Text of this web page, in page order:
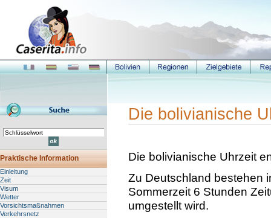
Praktische Information
Einleitung
Zeit
Visum
Wetter
Vorsichtsmaßnahmen
Verkehrsnetz
Die bolivianische
Die bolivianische Uhrzeit
Zu Deutschland bestehen
Sommerzeit 6 Stunden
umgestellt wird.